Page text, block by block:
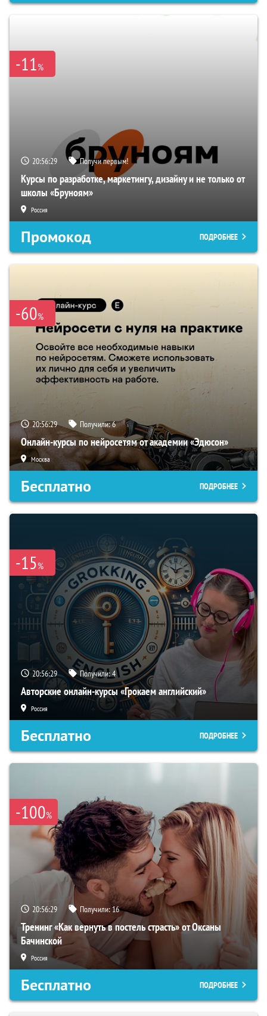
-11%
20:56:28 Получи первым!
Курсы по разработке, маркетингу, дизайну и не только от
школы «Бруноям»
Россия
Промокод ПОДРОБНЕЕ
-60%
20:56:28 Получили:6
Онлайн-курсы по нейросетям от академии «Эдюсон»
Москва
Бесплатно ПОДРОБНЕЕ
-15%
20:56:28 Получили:4
Авторские онлайн-курсы «Грокаем английский»
Россия
Бесплатно ПОДРОБНЕЕ
-100%
20:56:28 Получили:16
Тренинг «Как вернуть в постель страсть» от Оксаны
Бачинской
Россия
Бесплатно ПОДРОБНЕЕ